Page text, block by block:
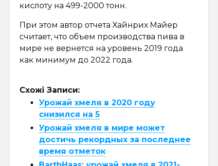
кислоту на 499-2000 тонн.
При этом автор отчета Хайнрих Майер
считает, что объем производства пива в
мире не вернется на уровень 2019 года
как минимум до 2022 года.
Схожі Записи:
Урожай хмеля в 2020 году
снизился на 5
Урожай хмеля в мире может
достичь рекордных за последнее
время отметок